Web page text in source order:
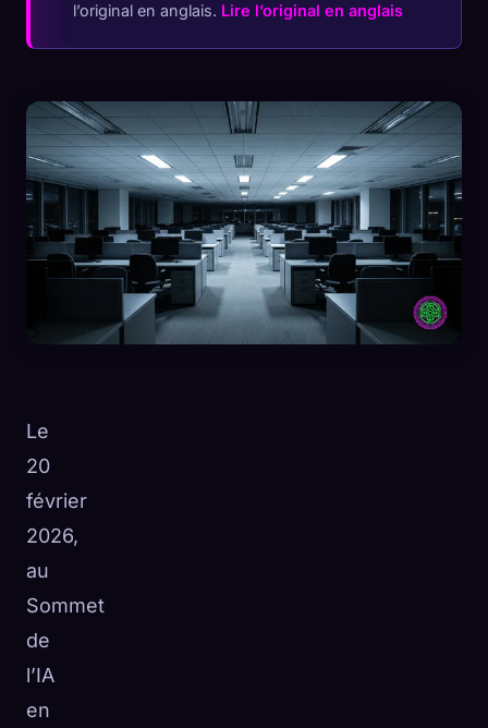
l’original en anglais. Lire l’original en anglais
Le
20
février
2026,
au
Sommet
de
l’IA
en
🧬
Collection